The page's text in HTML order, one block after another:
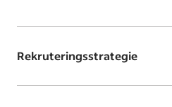
Rekruteringsstrategie